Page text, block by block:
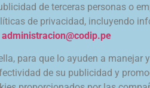
de terceras personas o
de privacidad, incluyendo
administracion@codip.pe
para que lo ayuden a manejar
de su publicidad y